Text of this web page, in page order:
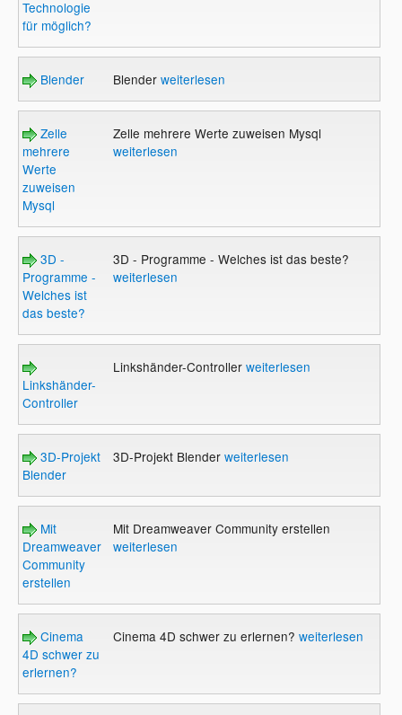
Technologie
für möglich?
Blender Blender weiterlesen
Zelle
mehrere
Werte
zuweisen
Mysql
Zelle mehrere Werte zuweisen Mysql
weiterlesen
3D -
Programme -
Welches ist
das beste?
3D - Programme - Welches ist das beste?
weiterlesen
Linkshänder-
Controller
Linkshänder-Controller weiterlesen
3D-Projekt
Blender
3D-Projekt Blender weiterlesen
Mit
Dreamweaver
Community
erstellen
Mit Dreamweaver Community erstellen
weiterlesen
Cinema
4D schwer zu
erlernen?
Cinema 4D schwer zu erlernen? weiterlesen